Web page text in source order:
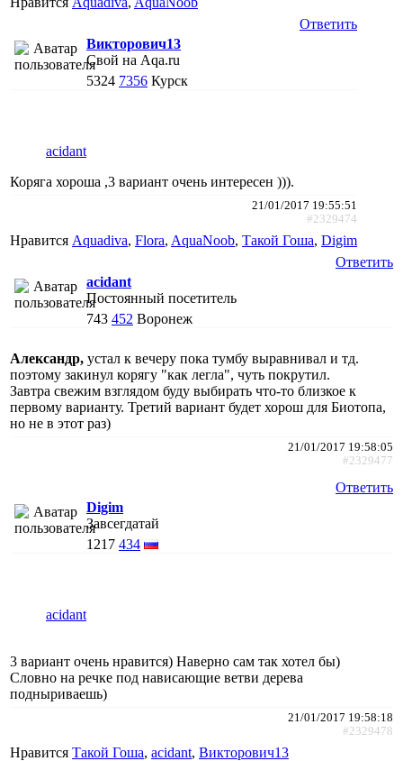
Ответить
Викторович13
Свой на Aqa.ru
5324 7356 Курск
acidant
Коряга хороша ,3 вариант очень интересен ))).
21/01/2017 19:55:51
#2329474
Нравится Aquadiva, Flora, AquaNoob, Такой Гоша, Digim
Ответить
acidant
Постоянный посетитель
743 452 Воронеж
Александр, устал к вечеру пока тумбу выравнивал и тд.
поэтому закинул корягу "как легла", чуть покрутил.
Завтра свежим взглядом буду выбирать что-то близкое к
первому варианту. Третий вариант будет хорош для Биотопа,
но не в этот раз)
21/01/2017 19:58:05
#2329477
Ответить
Digim
Завсегдатай
1217 434
acidant
3 вариант очень нравится) Наверно сам так хотел бы)
Словно на речке под нависающие ветви дерева
подныриваешь)
21/01/2017 19:58:18
#2329478
Нравится Такой Гоша, acidant, Викторович13